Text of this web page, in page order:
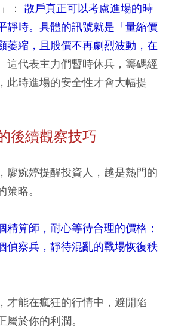
： 散戶真正可以考慮進場的時
靜時。具體的訊號就是「量縮價
縮，且股價不再劇烈波動，在
這代表主力們暫時休兵，籌碼經
此時進場的安全性才會大幅提
後續觀察技巧
廖婉婷提醒投資人，越是熱門的
略。
精算師，耐心等待合理的價格；
偵察兵，靜待混亂的戰場恢復秩
才能在瘋狂的行情中，避開陷
於你的利潤。